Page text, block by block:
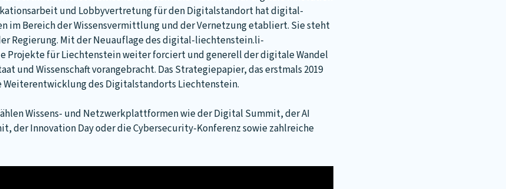
und Lobbyvertretung für den Digitalstandort hat digital-
Bereich der Wissensvermittlung und der Vernetzung etabliert. Sie steht
Regierung. Mit der Neuauflage des digital-liechtenstein.li-
Projekte für Liechtenstein weiter forciert und generell der digitale Wandel
und Wissenschaft vorangebracht. Das Strategiepapier, das erstmals 2019
des Digitalstandorts Liechtenstein.
Wissens- und Netzwerkplattformen wie der Digital Summit, der AI
der Innovation Day oder die Cybersecurity-Konferenz sowie zahlreiche